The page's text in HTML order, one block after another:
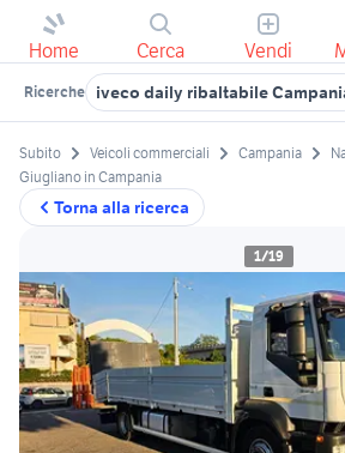
Home Cerca Vendi
Ricerche iveco daily ribaltabile
Torna alla ricerca
Subito Veicoli commerciali Campania
Giugliano in Campania
1/19